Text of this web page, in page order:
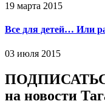
19 марта 2015
Все для детей… Или
03 июля 2015
на новости